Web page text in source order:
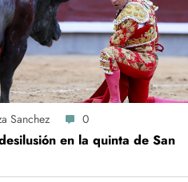
Sanchez 0
en la quinta de San